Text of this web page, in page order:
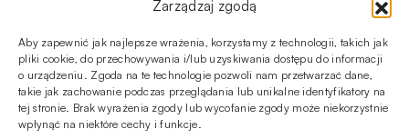
Zarządzaj zgodą
Aby zapewnić jak najlepsze wrażenia, korzystamy z technologii, takich jak
pliki cookie, do przechowywania i/lub uzyskiwania dostępu do informacji
o urządzeniu. Zgoda na te technologie pozwoli nam przetwarzać dane,
takie jak zachowanie podczas przeglądania lub unikalne identyfikatory na
tej stronie. Brak wyrażenia zgody lub wycofanie zgody może niekorzystnie
wpłynąć na niektóre cechy i funkcje.
ПРОДУКТЫ
КальяныЧашиУгли и розжигПродукты безникотиновые
ИНФОРМАЦИЯ
АКЦИИFAQФирмыПравила работы магазина